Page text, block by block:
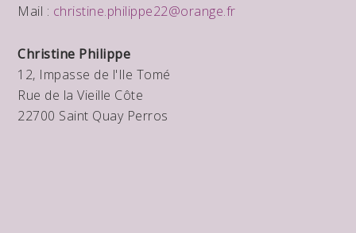
Mail : christine.philippe22@orange.fr
Christine Philippe
12, Impasse de l'Ile Tomé
Rue de la Vieille Côte
22700 Saint Quay Perros